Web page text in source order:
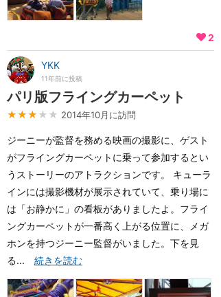
2
YKK
11年前に投稿
パリ版フライングカーペット
★★★ ★★ 2014年10月に訪問
ジーニーが監督を務める映画の撮影に、ゲスト
がフライングカーペットに乗って参加するとい
うストーリーのアトラクションです。 キューラ
インには撮影機材が展示されていて、乗り場に
は「お静かに」の看板がありましたよ。フライ
ングカーペットが一番高く上がる位置に、メガ
ホンを持つジーニー監督がいました。下を見
る... 続きを読む